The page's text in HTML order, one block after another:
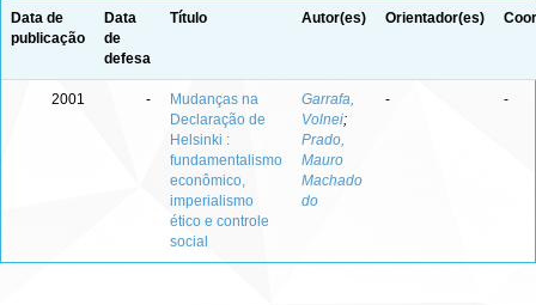
Data de
publicação
Data
de
defesa
Título Autor(es) Orientador(es)
2001 -
Mudanças na
Declaração de
Helsinki :
fundamentalismo
econômico,
imperialismo
ético e controle
social
Garrafa,
Volnei;
Prado,
Mauro
Machado
do
- -